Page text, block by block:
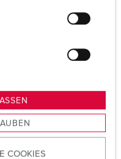
COOKIES